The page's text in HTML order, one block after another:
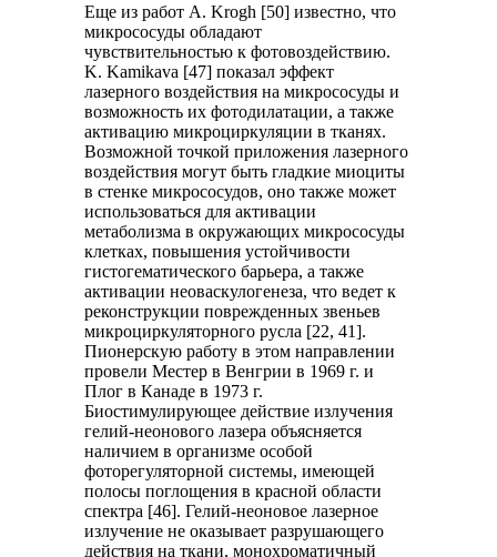
Еще из работ A. Krogh [50] известно, что
микрососуды обладают
чувствительностью к фотовоздействию.
K. Kamikava [47] показал эффект
лазерного воздействия на микрососуды и
возможность их фотодилатации, а также
активацию микроциркуляции в тканях.
Возможной точкой приложения лазерного
воздействия могут быть гладкие миоциты
в стенке микрососудов, оно также может
использоваться для активации
метаболизма в окружающих микрососуды
клетках, повышения устойчивости
гистогематического барьера, а также
активации неоваскулогенеза, что ведет к
реконструкции поврежденных звеньев
микроциркуляторного русла [22, 41].
Пионерскую работу в этом направлении
провели Местер в Венгрии в 1969 г. и
Плог в Канаде в 1973 г.
Биостимулирующее действие излучения
гелий-неонового лазера объясняется
наличием в организме особой
фоторегуляторной системы, имеющей
полосы поглощения в красной области
спектра [46]. Гелий-неоновое лазерное
излучение не оказывает разрушающего
действия на ткани, монохроматичный